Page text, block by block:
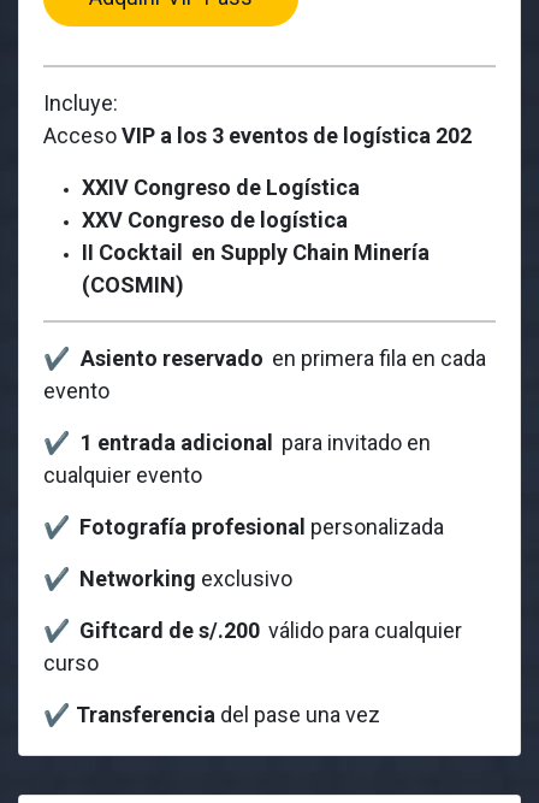
Incluye:
AccesoVIP a los 3 eventos de logística 202
XXIV Congreso de Logística
XXV Congreso de logística
II Cocktail
en Supply Chain Minería
(COSMIN)
✔ Asiento reservado en primera fila en cada
evento
✔ 1 entrada adicional
para invitado en
cualquier evento
✔ Fotografía profesional personalizada
✔ Networking exclusivo
✔ Giftcard de s/.200 válido para cualquier
curso
✔ Transferencia del pase una vez